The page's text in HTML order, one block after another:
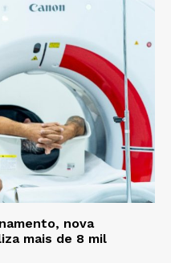
nova
mais de 8 mil